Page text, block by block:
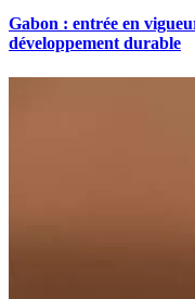
Gabon : entrée en
développement durable